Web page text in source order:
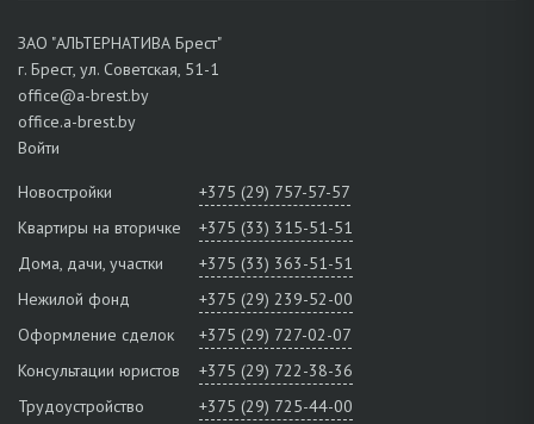
ЗАО "АЛЬТЕРНАТИВА Брест"
г. Брест, ул. Советская, 51-1
office@a-brest.by
office.a-brest.by
Войти
Новостройки
+375 (29) 757-57-57
Квартиры на вторичке
+375 (33) 315-51-51
Дома, дачи, участки
+375 (33) 363-51-51
Нежилой фонд
+375 (29) 239-52-00
Оформление сделок
+375 (29) 727-02-07
Консультации юристов
+375 (29) 722-38-36
Трудоустройство
+375 (29) 725-44-00